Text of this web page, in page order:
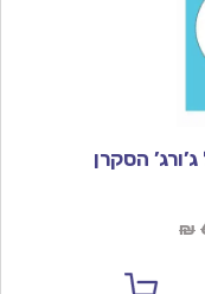
הסקרן
₪